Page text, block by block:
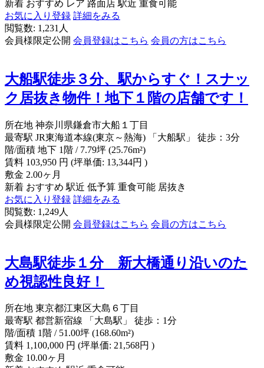
新着 おすすめ レア 路面店 駅近 重食可能
お気に入り登録 詳細をみる
閲覧数: 1,231人
会員様限定公開 会員登録はこちら 会員の方はこちら
大船駅徒歩３分、駅からすぐ！スナッ
ク居抜き物件！地下１階の店舗です！
所在地 神奈川県鎌倉市大船１丁目
最寄駅 JR東海道本線(東京～熱海) 「大船駅」 徒歩：3分
階/面積 地下 1階 / 7.79坪 (25.76m²)
賃料 103,950 円 (坪単価: 13,344円 )
敷金 2.00ヶ月
新着 おすすめ 駅近 低予算 重食可能 居抜き
お気に入り登録 詳細をみる
閲覧数: 1,249人
会員様限定公開 会員登録はこちら 会員の方はこちら
大島駅徒歩１分 新大橋通り沿いのた
め視認性良好！
所在地 東京都江東区大島６丁目
最寄駅 都営新宿線 「大島駅」 徒歩：1分
階/面積 1階 / 51.00坪 (168.60m²)
賃料 1,100,000 円 (坪単価: 21,568円 )
敷金 10.00ヶ月